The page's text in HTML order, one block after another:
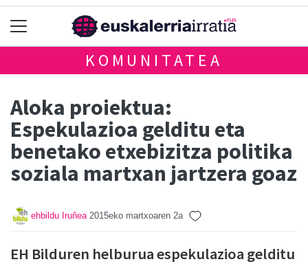
KOMUNITATEA
Aloka proiektua:
Espekulazioa gelditu eta
benetako etxebizitza politika
soziala martxan jartzera goaz
ehbildu Iruñea 2015eko martxoaren 2a
EH Bilduren helburua espekulazioa gelditu